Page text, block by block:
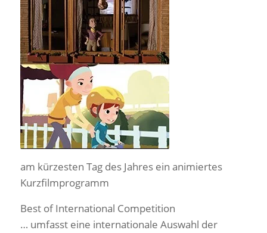
am kürzesten Tag des Jahres ein animiertes
Kurzfilmprogramm
Best of International Competition
… umfasst eine internationale Auswahl der